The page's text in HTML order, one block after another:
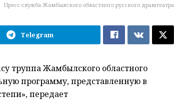
Пресс-служба Жамбылского областного русского драмтеатра
Telegram
труппа Жамбылского областного
программу, представленную в
передает